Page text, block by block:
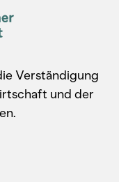
Verständigung
und der